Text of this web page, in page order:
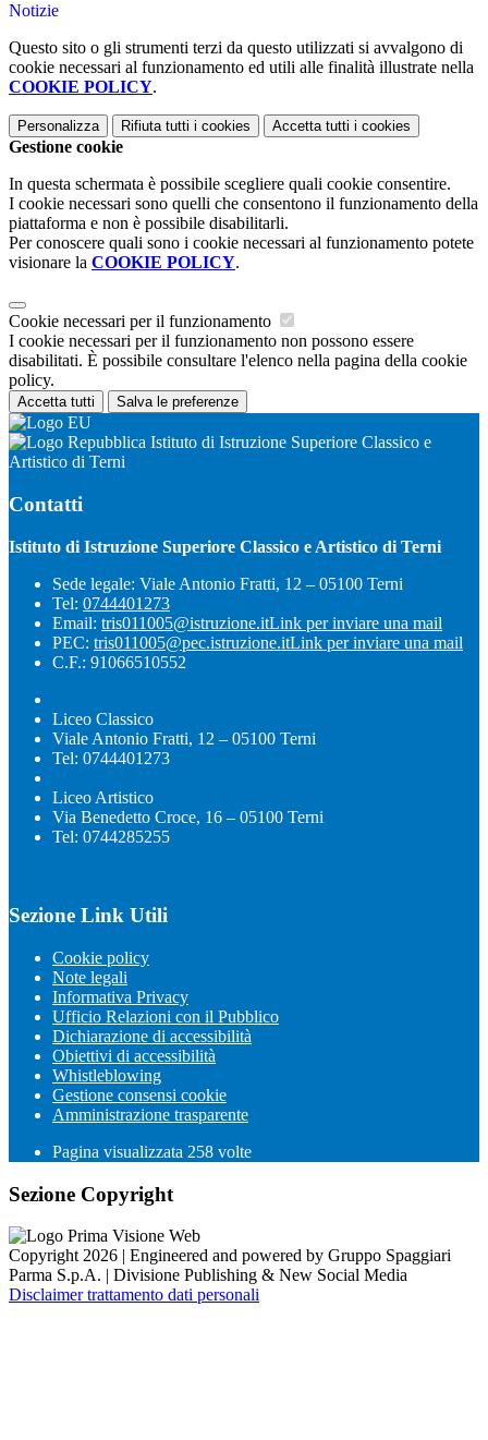
Notizie
Questo sito o gli strumenti terzi da questo utilizzati si avvalgono di
cookie necessari al funzionamento ed utili alle finalità illustrate nella
COOKIE POLICY.
Personalizza Rifiuta tutti i cookies Accetta tutti i cookies
Gestione cookie
In questa schermata è possibile scegliere quali cookie consentire.
I cookie necessari sono quelli che consentono il funzionamento della
piattaforma e non è possibile disabilitarli.
Per conoscere quali sono i cookie necessari al funzionamento potete
visionare la COOKIE POLICY.
Cookie necessari per il funzionamento
I cookie necessari per il funzionamento non possono essere
disabilitati. È possibile consultare l'elenco nella pagina della cookie
policy.
Accetta tutti Salva le preferenze
Istituto di Istruzione Superiore Classico e
Artistico di Terni
Contatti
Istituto di Istruzione Superiore Classico e Artistico di Terni
Sede legale: Viale Antonio Fratti, 12 – 05100 Terni
Tel: 0744401273
Email: tris011005@istruzione.itLink per inviare una mail
PEC: tris011005@pec.istruzione.itLink per inviare una mail
C.F.: 91066510552
Liceo Classico
Viale Antonio Fratti, 12 – 05100 Terni
Tel: 0744401273
Liceo Artistico
Via Benedetto Croce, 16 – 05100 Terni
Tel: 0744285255
Sezione Link Utili
Cookie policy
Note legali
Informativa Privacy
Ufficio Relazioni con il Pubblico
Dichiarazione di accessibilità
Obiettivi di accessibilità
Whistleblowing
Gestione consensi cookie
Amministrazione trasparente
Pagina visualizzata 258 volte
Sezione Copyright
Copyright 2026 | Engineered and powered by Gruppo Spaggiari
Parma S.p.A. | Divisione Publishing & New Social Media
Disclaimer trattamento dati personali